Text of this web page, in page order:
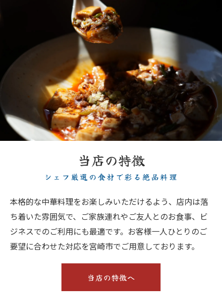
当店の特徴
シェフ厳選の食材で彩る絶品料理
本格的な中華料理をお楽しみいただけるよう、店内は落
ち着いた雰囲気で、ご家族連れやご友人とのお食事、ビ
ジネスでのご利用にも最適です。お客様一人ひとりのご
要望に合わせた対応を宮崎市でご用意しております。
当店の特徴へ